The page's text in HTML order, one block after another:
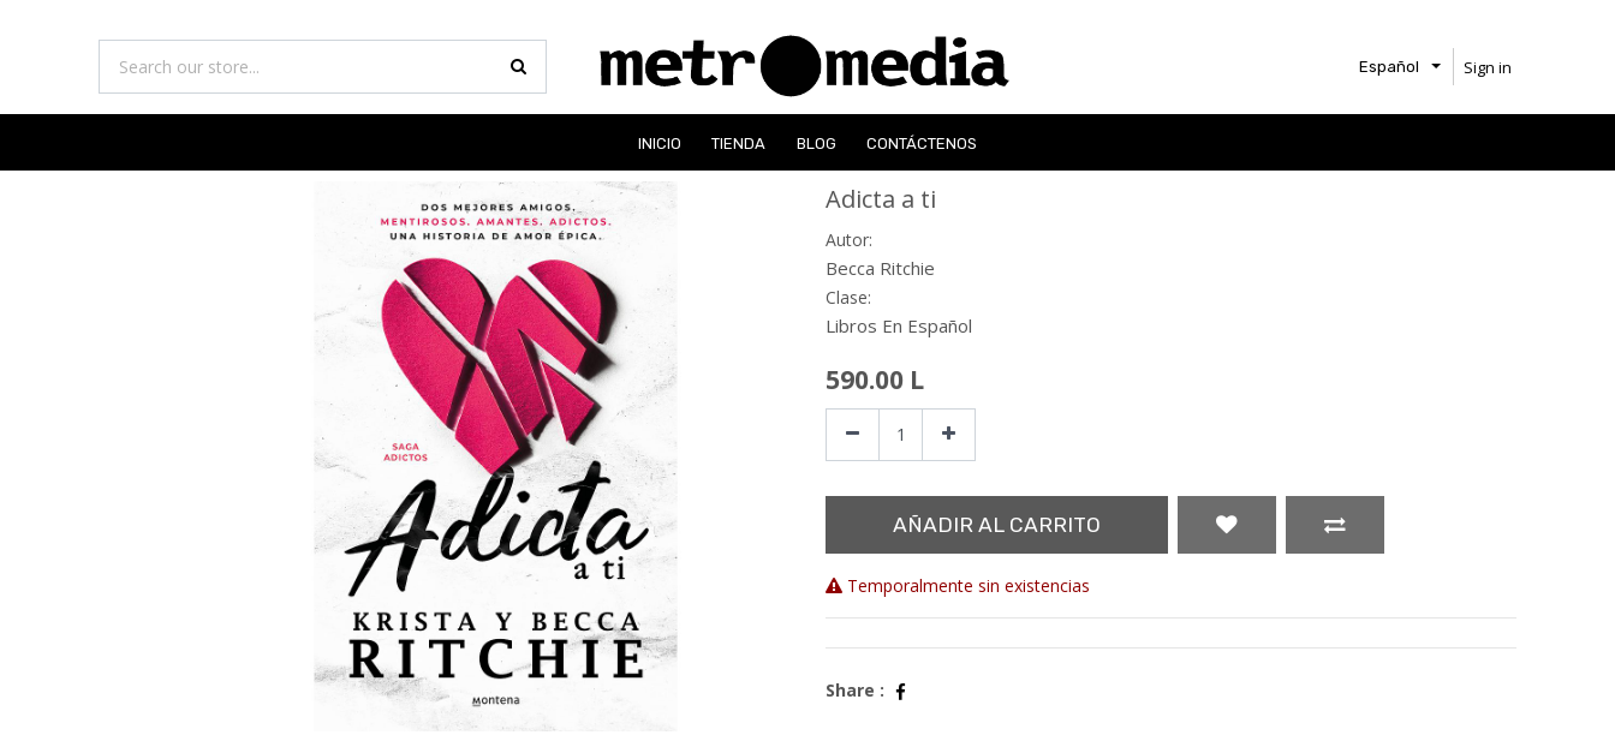
Español Sign in
INICIO TIENDA BLOG CONTÁCTENOS
Adicta a ti
Autor:
Becca Ritchie
Clase:
Libros En Español
590.00 L
AÑADIR AL CARRITO
Temporalmente sin existencias
Share :